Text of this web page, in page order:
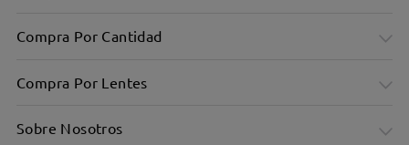
Compra Por Cantidad
Compra Por Lentes
Sobre Nosotros